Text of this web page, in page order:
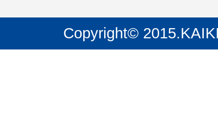
Copyright©